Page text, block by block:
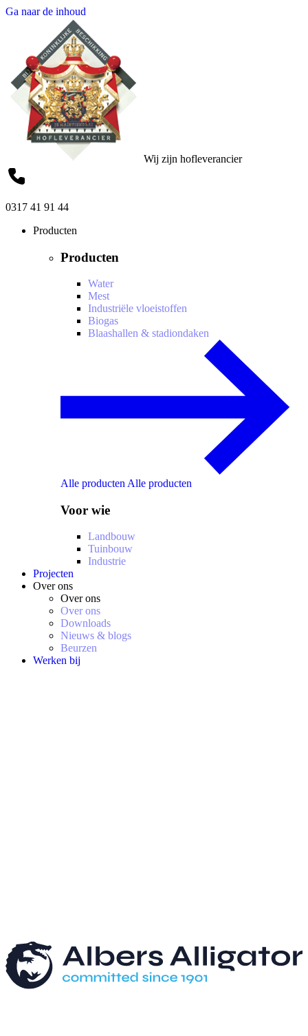
Ga naar de inhoud
Wij zijn hofleverancier
0317 41 91 44
Producten
Producten
Water
Mest
Industriële vloeistoffen
Biogas
Blaashallen & stadiondaken
Alle producten Alle producten
Voor wie
Landbouw
Tuinbouw
Industrie
Projecten
Over ons
Over ons
Over ons
Downloads
Nieuws & blogs
Beurzen
Werken bij